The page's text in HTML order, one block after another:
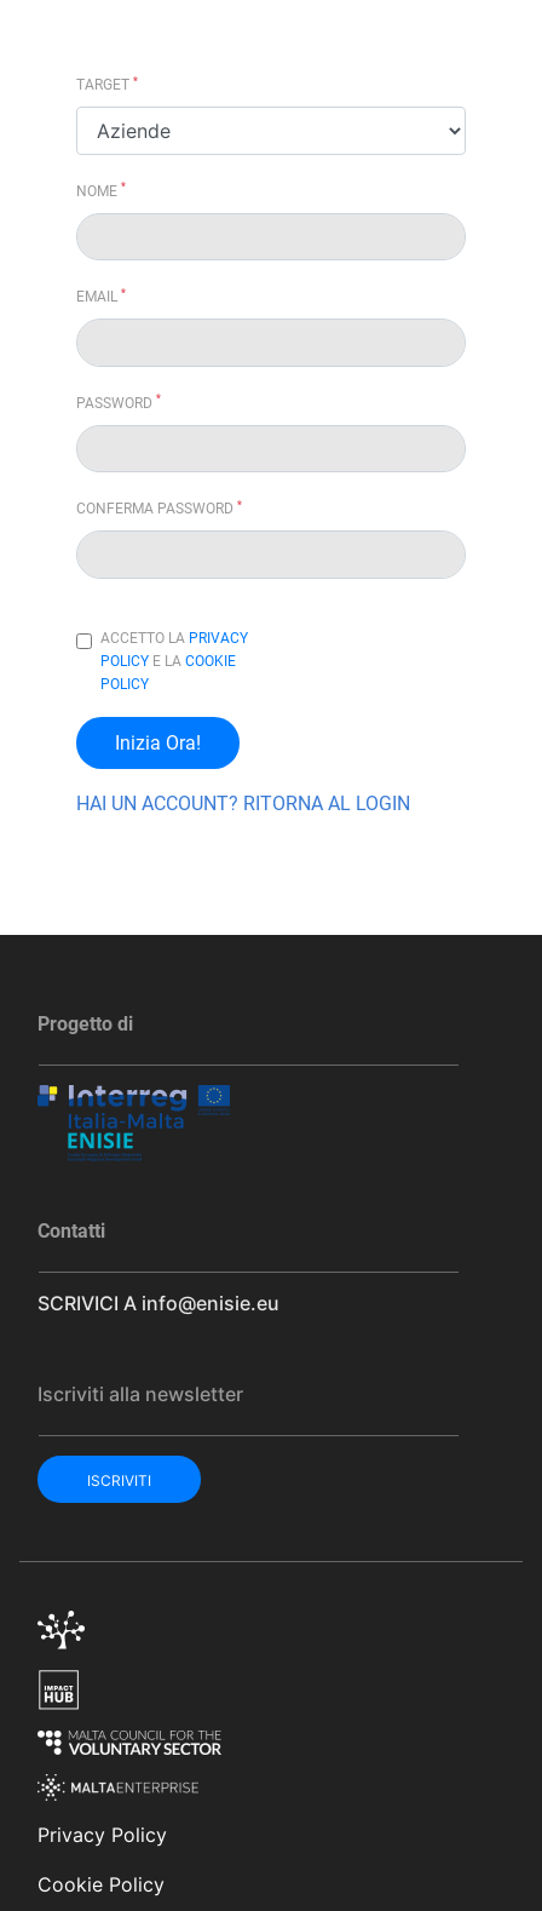
TARGET *
NOME *
EMAIL *
PASSWORD *
CONFERMA PASSWORD *
ACCETTO LA PRIVACY
POLICY E LA COOKIE
POLICY
Inizia Ora!
HAI UN ACCOUNT? RITORNA AL LOGIN
Progetto di
Contatti
SCRIVICI A info@enisie.eu
Iscriviti alla newsletter
ISCRIVITI
Privacy Policy
Cookie Policy